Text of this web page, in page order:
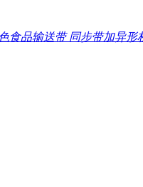
食品输送带 同步带加异形